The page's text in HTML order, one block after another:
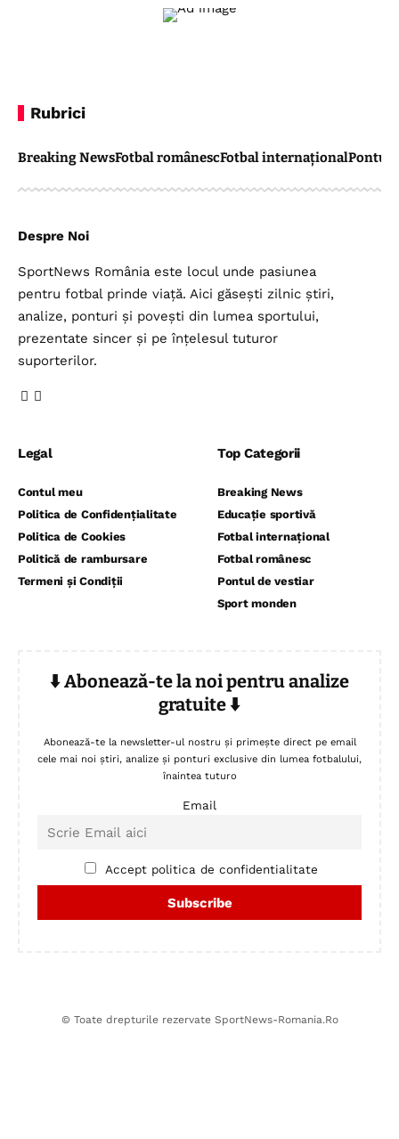
Rubrici
Breaking NewsFotbal românescFotbal internaționalPontul
Despre Noi
SportNews România este locul unde pasiunea
pentru fotbal prinde viață. Aici găsești zilnic știri,
analize, ponturi și povești din lumea sportului,
prezentate sincer și pe înțelesul tuturor
suporterilor.
Legal
Contul meu
Politica de Confidențialitate
Politica de Cookies
Politică de rambursare
Termeni și Condiții
Top Categorii
Breaking News
Educație sportivă
Fotbal internațional
Fotbal românesc
Pontul de vestiar
Sport monden
⬇️ Abonează-te la noi pentru analize
gratuite ⬇️
Abonează-te la newsletter-ul nostru și primește direct pe email
cele mai noi știri, analize și ponturi exclusive din lumea fotbalului,
înaintea tuturo
Email
Accept politica de confidentialitate
© Toate drepturile rezervate SportNews-Romania.Ro